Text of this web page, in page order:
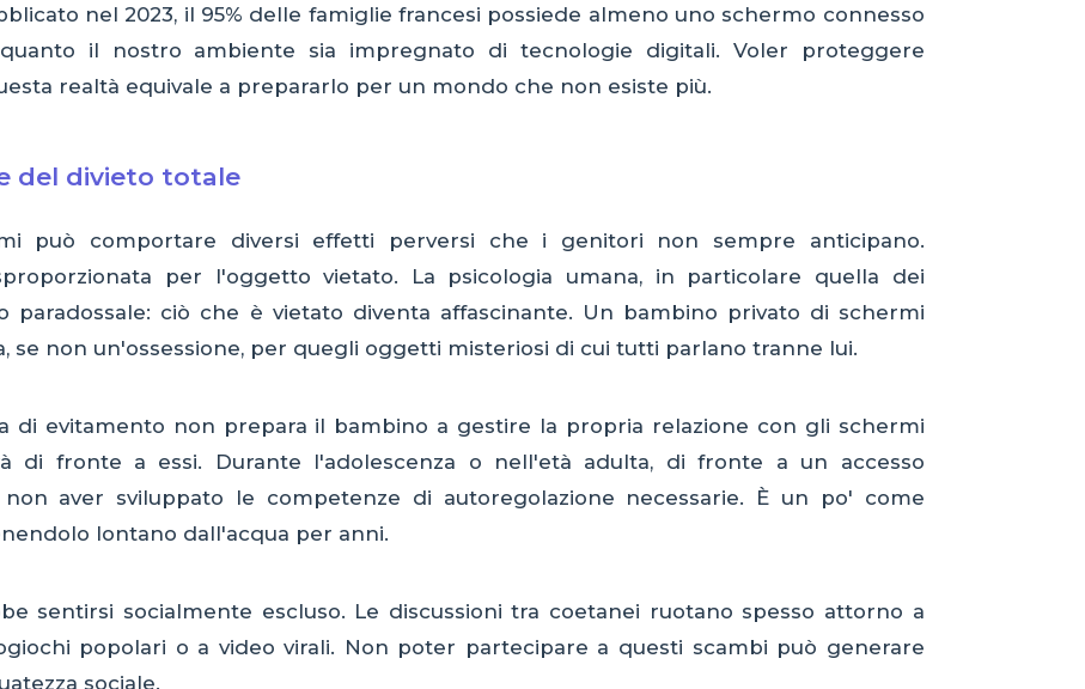
nel 2023, il 95% delle famiglie francesi possiede almeno uno schermo connesso
il nostro ambiente sia impregnato di tecnologie digitali. Voler proteggere
realtà equivale a prepararlo per un mondo che non esiste più.
del divieto totale
può comportare diversi effetti perversi che i genitori non sempre anticipano.
per l'oggetto vietato. La psicologia umana, in particolare quella dei
paradossale: ciò che è vietato diventa affascinante. Un bambino privato di schermi
se non un'ossessione, per quegli oggetti misteriosi di cui tutti parlano tranne lui.
di evitamento non prepara il bambino a gestire la propria relazione con gli schermi
di fronte a essi. Durante l'adolescenza o nell'età adulta, di fronte a un accesso
aver sviluppato le competenze di autoregolazione necessarie. È un po' come
lontano dall'acqua per anni.
sentirsi socialmente escluso. Le discussioni tra coetanei ruotano spesso attorno a
popolari o a video virali. Non poter partecipare a questi scambi può generare
sociale.